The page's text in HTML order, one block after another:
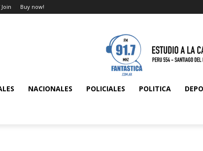
Buy now!
NACIONALES POLICIALES POLITICA